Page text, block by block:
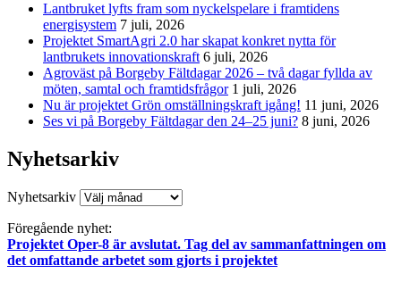
Lantbruket lyfts fram som nyckelspelare i framtidens
energisystem 7 juli, 2026
Projektet SmartAgri 2.0 har skapat konkret nytta för
lantbrukets innovationskraft 6 juli, 2026
Agroväst på Borgeby Fältdagar 2026 – två dagar fyllda av
möten, samtal och framtidsfrågor 1 juli, 2026
Nu är projektet Grön omställningskraft igång! 11 juni, 2026
Ses vi på Borgeby Fältdagar den 24–25 juni? 8 juni, 2026
Nyhetsarkiv
Nyhetsarkiv
Föregående nyhet:
Projektet Oper-8 är avslutat. Tag del av sammanfattningen om
det omfattande arbetet som gjorts i projektet